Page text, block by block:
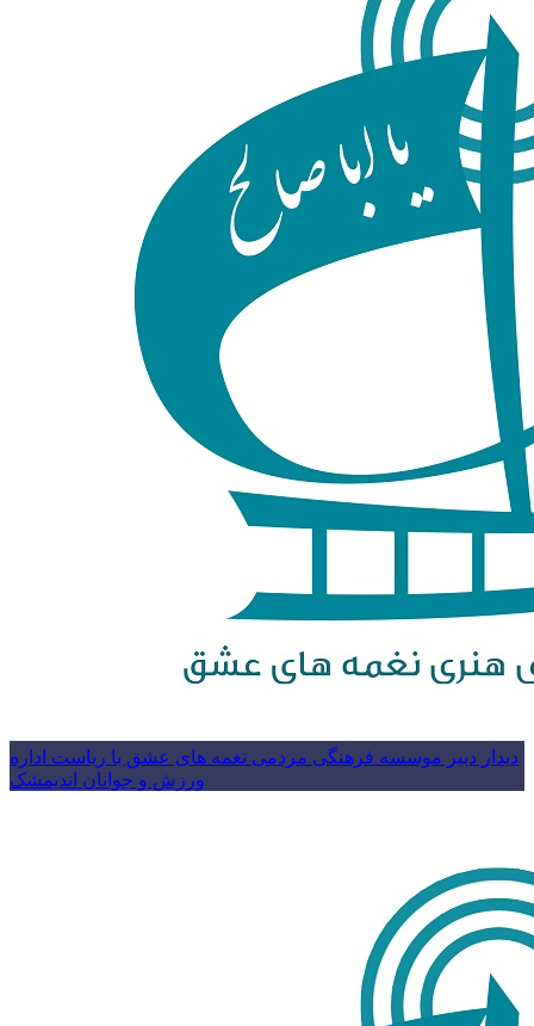
دیدار دبیر موسسه فرهنگی مردمی نغمه های عشق با ریاست اداره
ورزش و جوانان اندیمشک